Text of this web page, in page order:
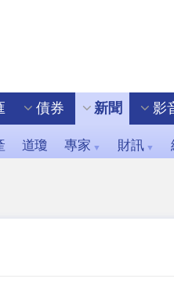
債券 新聞 影
道瓊 專家 ▼ 財訊 ▼